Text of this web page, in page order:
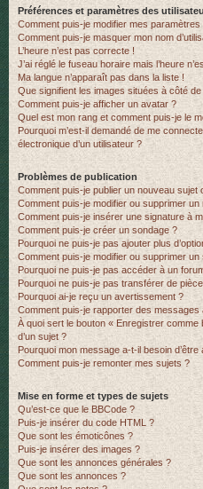
Préférences et paramètres des
Comment puis-je modifier mes paramètres
Comment puis-je masquer mon nom
L’heure n’est pas correcte !
J’ai réglé le fuseau horaire mais l’heure
Ma langue n’apparaît pas dans la liste !
Que signifient les images situées à côté de
Comment puis-je afficher un avatar ?
Quel est mon rang et comment puis-je le
Pourquoi m’est-il demandé de me
électronique d’un utilisateur ?
Problèmes de publication
Comment puis-je publier un nouveau sujet
Comment puis-je modifier ou supprimer un
Comment puis-je insérer une signature à
Comment puis-je créer un sondage ?
Pourquoi ne puis-je pas ajouter plus
Comment puis-je modifier ou supprimer un
Pourquoi ne puis-je pas accéder à un
Pourquoi ne puis-je pas transférer de
Pourquoi ai-je reçu un avertissement ?
Comment puis-je rapporter des messages
À quoi sert le bouton « Enregistrer
d’un sujet ?
Pourquoi mon message a-t-il besoin d’être
Comment puis-je remonter mes sujets ?
Mise en forme et types de sujets
Qu’est-ce que le BBCode ?
Puis-je insérer du code HTML ?
Que sont les émoticônes ?
Puis-je insérer des images ?
Que sont les annonces générales ?
Que sont les annonces ?